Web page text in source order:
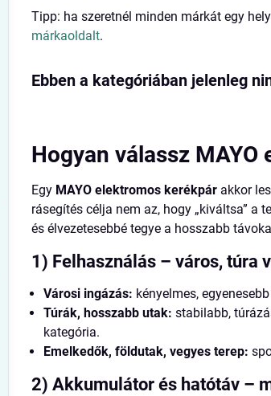
Tipp: ha szeretnél minden márkát egy
márkaoldalt.
Hogyan válassz
Egy MAYO elektromos kerékpár akkor
rásegítés célja nem az, hogy „kiváltsa” a
és élvezetesebbé tegye a hosszabb
1) Felhasználás – város, túra
Városi ingázás: kényelmes,
Túrák, hosszabb utak: stabilabb,
kategória.
Emelkedők, földutak, vegyes terep:
2) Akkumulátor és hatótáv –